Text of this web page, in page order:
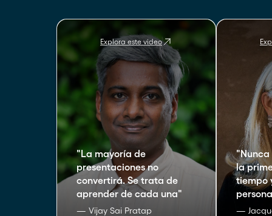
Explora este video
"La mayoría de
presentaciones no
convertirá. Se trata de
aprender de cada una"
— Vijay Sai Pratap
"Nunca
la
tiempo
—